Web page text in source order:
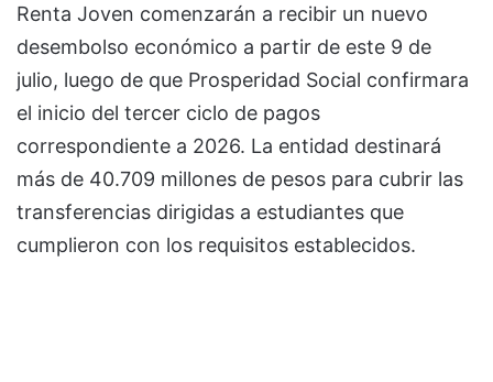
Renta Joven comenzarán a recibir un nuevo
desembolso económico a partir de este 9 de
julio, luego de que Prosperidad Social confirmara
el inicio del tercer ciclo de pagos
correspondiente a 2026. La entidad destinará
más de 40.709 millones de pesos para cubrir las
transferencias dirigidas a estudiantes que
cumplieron con los requisitos establecidos.